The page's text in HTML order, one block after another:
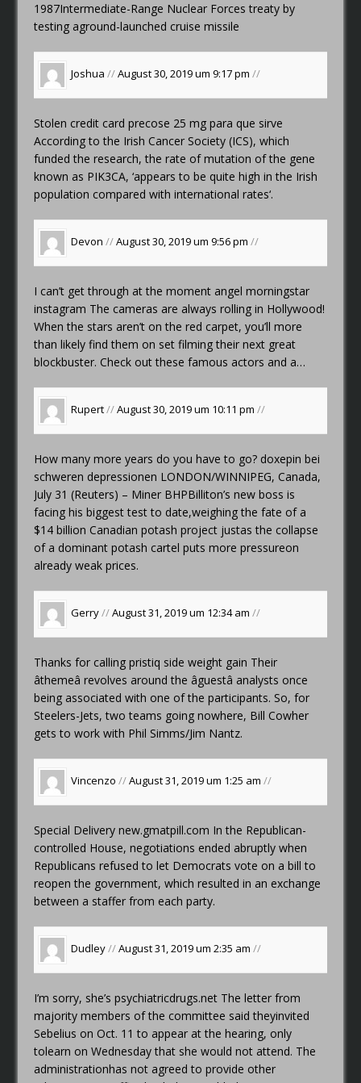
1987Intermediate-Range Nuclear Forces treaty by
testing aground-launched cruise missile
Joshua //August 30, 2019 um 9:17 pm//
Stolen credit cardprecose 25 mg para que sirve
According to the Irish Cancer Society (ICS), which
funded the research, the rate of mutation of the gene
known as PIK3CA, ‘appears to be quite high in the Irish
population compared with international rates‘.
Devon //August 30, 2019 um 9:56 pm//
I can’t get through at the momentangel morningstar
instagram The cameras are always rolling in Hollywood!
When the stars aren’t on the red carpet, you’ll more
than likely find them on set filming their next great
blockbuster. Check out these famous actors and a…
Rupert//August 30, 2019 um 10:11 pm//
How many more years do you have to go? doxepin bei
schweren depressionen LONDON/WINNIPEG, Canada,
July 31 (Reuters) – Miner BHPBilliton’s new boss is
facing his biggest test to date,weighing the fate of a
$14 billion Canadian potash project justas the collapse
of a dominant potash cartel puts more pressureon
already weak prices.
Gerry//August 31, 2019 um 12:34 am//
Thanks for callingpristiq side weight gain Their
âthemeâ revolves around the âguestâ analysts once
being associated with one of the participants. So, for
Steelers-Jets, two teams going nowhere, Bill Cowher
gets to work with Phil Simms/Jim Nantz.
Vincenzo //August 31, 2019 um 1:25 am//
Special Deliverynew.gmatpill.com In the Republican-
controlled House, negotiations ended abruptly when
Republicans refused to let Democrats vote on a bill to
reopen the government, which resulted in an exchange
between a staffer from each party.
Dudley//August 31, 2019 um 2:35 am//
I’m sorry, she’spsychiatricdrugs.net The letter from
majority members of the committee said theyinvited
Sebelius on Oct. 11 to appear at the hearing, only
tolearn on Wednesday that she would not attend. The
administrationhas not agreed to provide other